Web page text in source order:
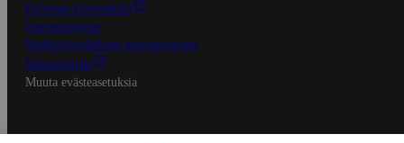
Palvelun käyttöehdot
Saavutettavuus
Mobiilisovelluksen saavutettavuus
Mainostajalle
Muuta evästeasetuksia